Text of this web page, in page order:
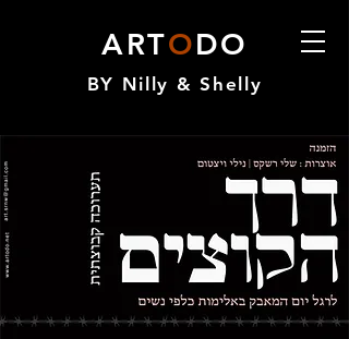
ARTODO
BY Nilly & Shelly